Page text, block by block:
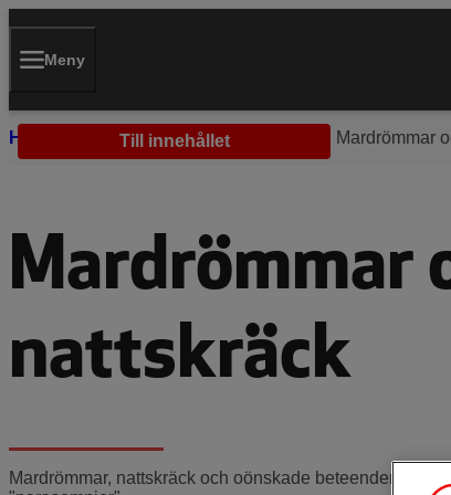
Till innehållet
Meny
Hem Barns utveckling Mardrömmar
Mardrömmar
nattskräck
Mardrömmar, nattskräck och oönskade beteenden i